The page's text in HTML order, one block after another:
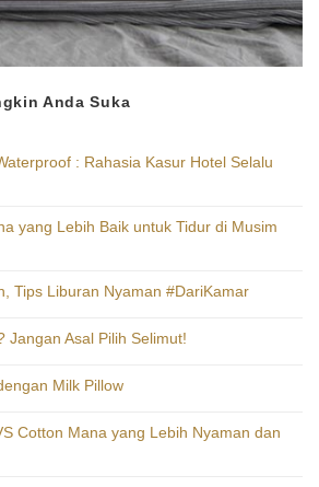
Anda Suka
: Rahasia Kasur Hotel Selalu
yang Lebih Baik untuk Tidur di Musim
Tips Liburan Nyaman #DariKamar
Jangan Asal Pilih Selimut!
Milk Pillow
Cotton Mana yang Lebih Nyaman dan